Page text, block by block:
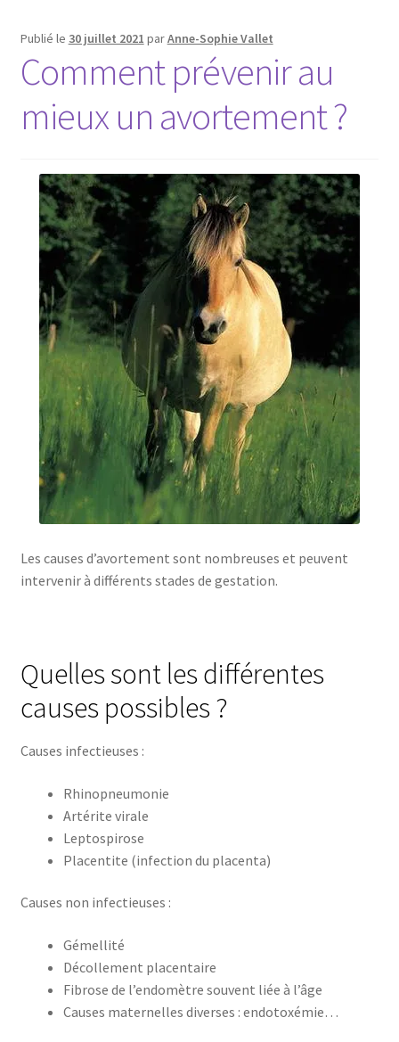
Publié le 30 juillet 2021 parAnne-Sophie Vallet
Comment prévenir au
mieux un avortement ?
Les causes d’avortement sont nombreuses et peuvent
intervenir à différents stades de gestation.
Quelles sont les différentes
causes possibles ?
Causes infectieuses :
Rhinopneumonie
Artérite virale
Leptospirose
Placentite (infection du placenta)
Causes non infectieuses :
Gémellité
Décollement placentaire
Fibrose de l’endomètre souvent liée à l’âge
Causes maternelles diverses : endotoxémie…